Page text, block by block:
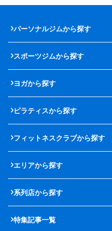
パーソナルジムから探す
スポーツジムから探す
ヨガから探す
ピラティスから探す
フィットネスクラブから探す
エリアから探す
系列店から探す
特集記事一覧